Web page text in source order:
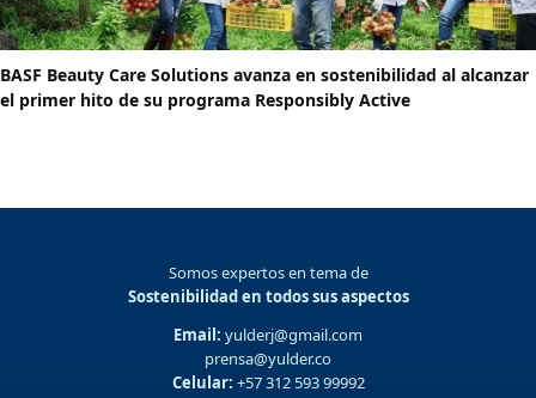
BASF Beauty Care Solutions avanza en sostenibilidad al alcanzar
el primer hito de su programa Responsibly Active
Somos expertos en tema de
Sostenibilidad en todos sus aspectos
Email: yulderj@gmail.com
prensa@yulder.co
Celular: +57 312 593 99992